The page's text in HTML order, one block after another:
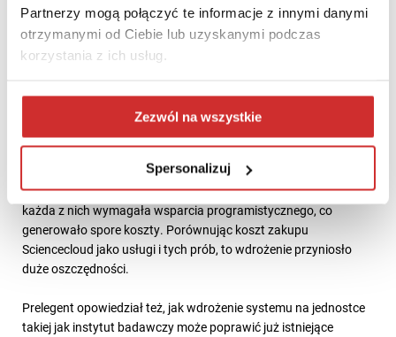
Partnerzy mogą połączyć te informacje z innymi danymi
otrzymanymi od Ciebie lub uzyskanymi podczas
korzystania z ich usług.
Zezwól na wszystkie
Spersonalizuj
„Małe jednostki może mają mniej dyscyplin, niemniej jednak, aby
w optymalny sposób wykorzystać to czym dysponujemy,
musimy mieć narzędzia, które działają tak samo jak na dużych
reprezentujący Instytut.
Wiele z mniejszych jednostek obawia się jednak kosztów
wdrożenia. Także Instytut początkowo próbował
zautomatyzować procesy własnymi rozwiązaniami, ale
napotkał szereg barier. Prac nie ułatwiały zmiany w prawie, a
każda z nich wymagała wsparcia programistycznego, co
generowało spore koszty. Porównując koszt zakupu
Sciencecloud jako usługi i tych prób, to wdrożenie przyniosło
duże oszczędności.
Prelegent opowiedział też, jak wdrożenie systemu na jednostce
takiej jak instytut badawczy może poprawić już istniejące